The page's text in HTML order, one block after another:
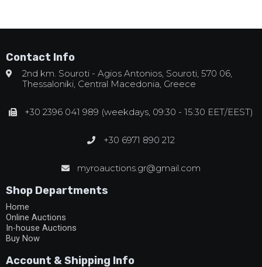
Contact Info
2nd km. Souroti - Agios Antonios, Souroti, 570 06,
Thessaloniki, Central Macedonia, Greece
+30 2396 041 989 (weekdays, 09:30 - 15:30 EET/EEST)
+30 6971 890 212
myroauctions.gr@gmail.com
Shop Departments
Home
Online Auctions
In-house Auctions
Buy Now
Account & Shipping Info